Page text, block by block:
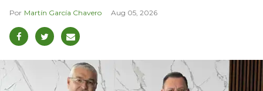
Martín García Chavero Aug 05, 2026